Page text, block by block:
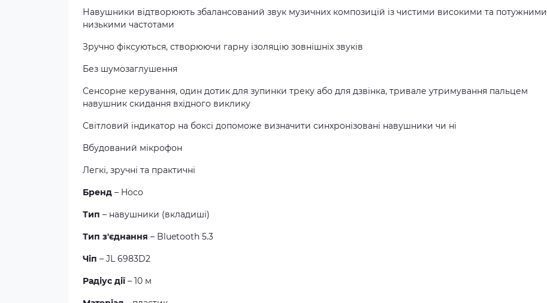
Навушники відтворюють збалансований звук музичних композицій із чистими високими та потужними
низькими частотами
Зручно фіксуються, створюючи гарну ізоляцію зовнішніх звуків
Без шумозаглушення
Сенсорне керування, один дотик для зупинки треку або для дзвінка, тривале утримування пальцем
навушник скидання вхідного виклику
Світловий індикатор на боксі допоможе визначити синхронізовані навушники чи ні
Вбудований мікрофон
Легкі, зручні та практичні
Бренд – Hoco
Тип – навушники (вкладиші)
Тип з'єднання – Bluetooth 5.3
Чіп – JL 6983D2
Радіус дії – 10 м